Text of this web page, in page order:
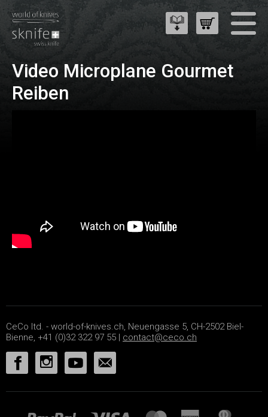
Video Microplane Gourmet
Reiben
CeCo ltd. - world-of-knives.ch, Neuengasse 5, CH-2502 Biel-
Bienne, +41 (0)32 322 97 55 | contact@ceco.ch